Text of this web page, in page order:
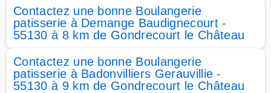
Contactez une bonne Boulangerie
patisserie à Demange Baudignecourt -
55130 à 8 km de Gondrecourt le Château
Contactez une bonne Boulangerie
patisserie à Badonvilliers Gerauvillie -
55130 à 9 km de Gondrecourt le Château